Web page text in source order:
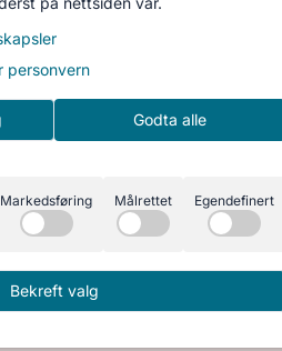
personvern
Godta alle
Markedsføring Målrettet Egendefinert
Bekreft valg